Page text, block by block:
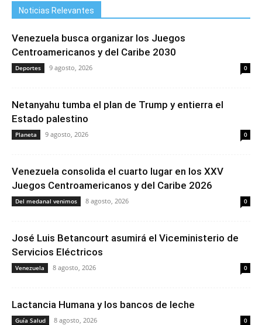
Noticias Relevantes
Venezuela busca organizar los Juegos
Centroamericanos y del Caribe 2030
Deportes 9 agosto, 2026 0
Netanyahu tumba el plan de Trump y entierra el
Estado palestino
Planeta 9 agosto, 2026 0
Venezuela consolida el cuarto lugar en los XXV
Juegos Centroamericanos y del Caribe 2026
Del medanal venimos 8 agosto, 2026 0
José Luis Betancourt asumirá el Viceministerio de
Servicios Eléctricos
Venezuela 8 agosto, 2026 0
Lactancia Humana y los bancos de leche
Guía Salud 8 agosto, 2026 0